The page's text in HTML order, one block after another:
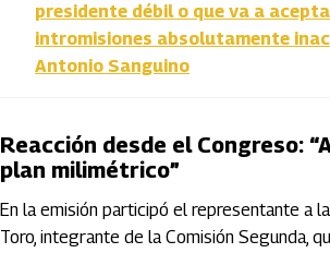
presidente débil o que va a
intromisiones absolutamente
Antonio Sanguino
Reacción desde el Congreso:
plan milimétrico”
En la emisión participó el representante a
Toro, integrante de la Comisión Segunda,